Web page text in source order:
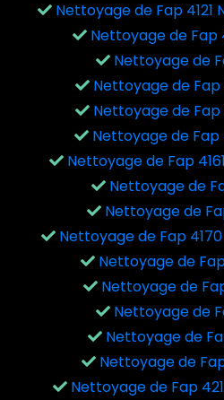
Nettoyage de Fap 4121
Nettoyage de Fap
Nettoyage de
Nettoyage de
Nettoyage de Fap
Nettoyage de Fap
Nettoyage de Fap
Nettoyage de
Nettoyage de
Nettoyage de Fap
Nettoyage de
Nettoyage de
Nettoyage de
Nettoyage de
Nettoyage de
Nettoyage de Fap